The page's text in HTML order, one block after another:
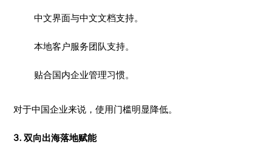
中文界面与中文文档支持。
本地客户服务团队支持。
贴合国内企业管理习惯。
对于中国企业来说，使用门槛明显降低。
3. 双向出海落地赋能